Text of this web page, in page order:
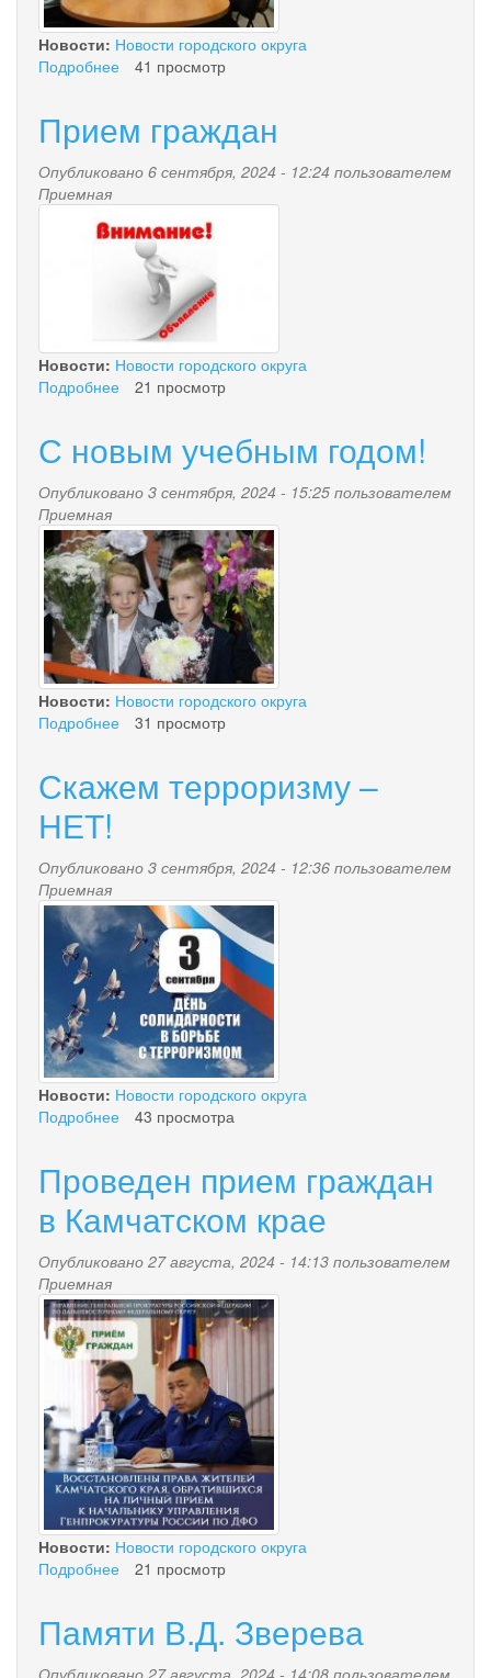
Новости: Новости городского округа
Подробнее
одного
голоса...
41 просмотр
Прием граждан
Опубликовано 6 сентября, 2024 - 12:24 пользователем
Приемная
ct9mgaznnca.jpg
Новости: Новости городского округа
Подробнее
21 просмотр
С новым учебным годом!
Опубликовано 3 сентября, 2024 - 15:25 пользователем
Приемная
mini_img_3983.jpg
Новости: Новости городского округа
Подробнее
учебным
31 просмотр
Скажем терроризму –
НЕТ!
Опубликовано 3 сентября, 2024 - 12:36 пользователем
Приемная
3_sentyabrya.jpg
Новости: Новости городского округа
Подробнее
–
НЕТ!
43 просмотра
Проведен прием граждан
в Камчатском крае
Опубликовано 27 августа, 2024 - 14:13 пользователем
Приемная
photo_2024-
08-
27_11-
22-
35.jpg
Новости: Новости городского округа
Подробнее
граждан
21 просмотр
Памяти В.Д. Зверева